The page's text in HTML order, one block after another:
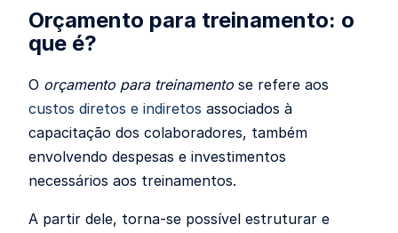
Orçamento para treinamento: o
que é?
O orçamento para treinamento se refere aos
custos diretos e indiretos associados à
capacitação dos colaboradores, também
envolvendo despesas e investimentos
necessários aos treinamentos.
A partir dele, torna-se possível estruturar e